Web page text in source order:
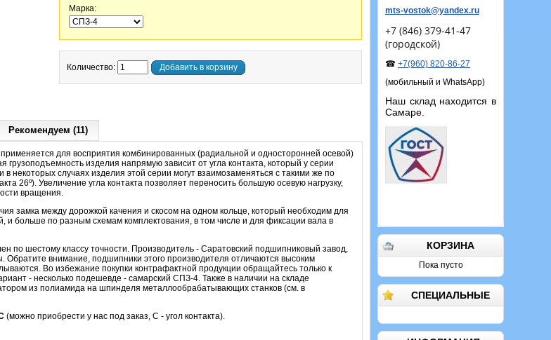
mts-vostok@yandex.ru
+7 (846) 379-41-47
(городской)
☎ +7(960) 820-86-27
(мобильный и WhatsApp)
Наш склад находится в
Самаре.
КОРЗИНА
Пока пусто
СПЕЦИАЛЬНЫЕ
Марка:
Количество: Добавить в корзину
Рекомендуем (11)
для восприятия комбинированных (радиальной и односторонней осевой)
грузоподъемность изделия напрямую зависит от угла контакта, который у серии
некоторых случаях изделия этой серии могут взаимозаменяться с такими же по
26º). Увеличение угла контакта позволяет переносить большую осевую нагрузку,
вращения.
замка между дорожкой качения и скосом на одном кольце, который необходим для
и больше по разным схемам комплектования, в том числе и для фиксации вала в
по шестому классу точности. Производитель - Саратовский подшипниковый завод,
внимание, подшипники этого производителя отличаются высоким
Во избежание покупки контрафактной продукции обращайтесь только к
- несколько подешевде - самарский СПЗ-4. Также в наличии на складе
из полиамида на шпинделя металлообрабатывающих станков (см. в
(можно приобрести у нас под заказ, С - угол контакта).